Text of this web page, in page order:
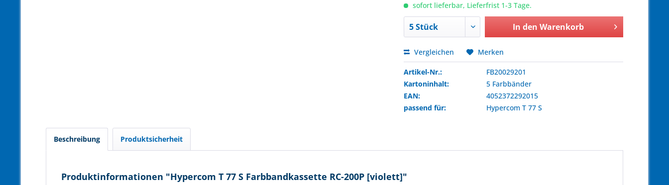
sofort lieferbar, Lieferfrist 1-3 Tage.
In den Warenkorb
Vergleichen Merken
Artikel-Nr.:
FB20029201
Kartoninhalt:
5 Farbbänder
EAN:
4052372292015
passend für:
Hypercom T 77 S
Beschreibung Produktsicherheit
Produktinformationen "Hypercom T 77 S Farbbandkassette RC-200P [violett]"